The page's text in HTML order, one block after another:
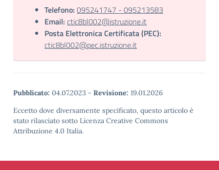
Telefono: 095241747 - 095213583
Email: ctic8bl002@istruzione.it
Posta Elettronica Certificata (PEC):
ctic8bl002@pec.istruzione.it
Pubblicato: 04.07.2023 - Revisione: 19.01.2026
Eccetto dove diversamente specificato, questo articolo è
stato rilasciato sotto Licenza Creative Commons
Attribuzione 4.0 Italia.